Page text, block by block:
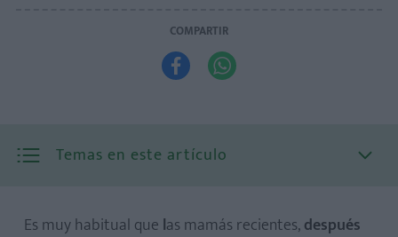
COMPARTIR
 
Temas en este artículo
Es muy habitual que las mamás recientes,después